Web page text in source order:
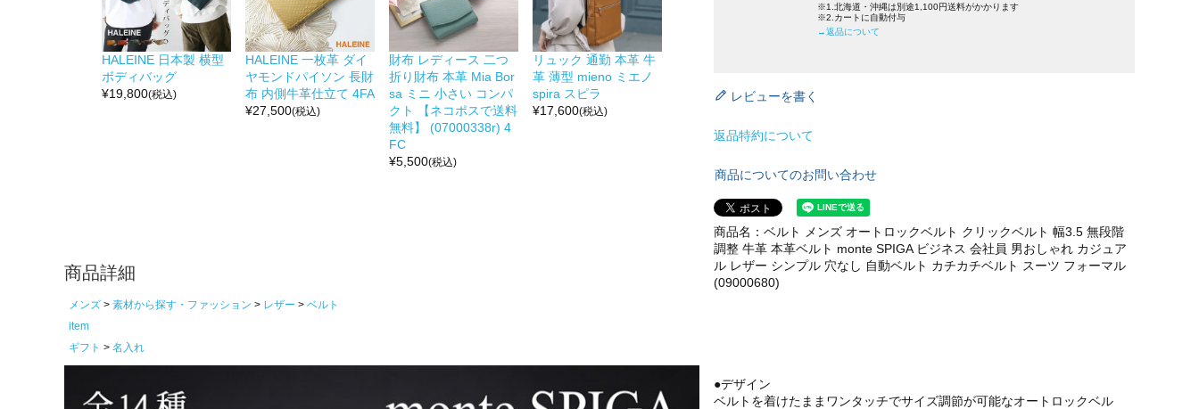
HALEINE 日本製 横型
ボディバッグ
¥19,800(税込)
HALEINE 一枚革 ダイ
ヤモンドパイソン 長財
布 内側牛革仕立て 4FA
¥27,500(税込)
財布 レディース 二つ
折り財布 本革 Mia Bor
sa ミニ 小さい コンパ
クト 【ネコポスで送料
無料】 (07000338r) 4
FC
¥5,500(税込)
リュック 通勤 本革 牛
革 薄型 mieno ミエノ
spira スピラ
¥17,600(税込)
商品詳細
メンズ 素材から探す・ファッション レザー
ベルト
item
ギフト
名入れ
※1.北海道・沖縄は別途1,100円送料がかかります
※2.カートに自動付与
→返品について
レビューを書く
返品特約について
商品についてのお問い合わせ
商品名：ベルト メンズ オートロックベルト クリックベルト 幅3.5 無段階
調整 牛革 本革ベルト monte SPIGA ビジネス 会社員 男おしゃれ カジュア
ル レザー シンプル 穴なし 自動ベルト カチカチベルト スーツ フォーマル
(09000680)
●デザイン
ベルトを着けたままワンタッチでサイズ調節が可能なオートロックベル